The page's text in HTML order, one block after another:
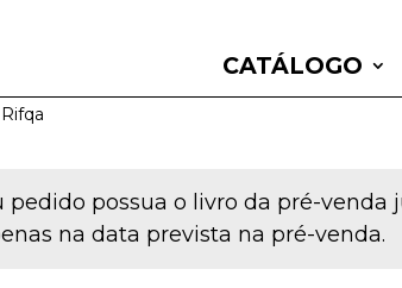
CATÁLOGO
pedido possua o livro da pré-
na data prevista na pré-venda.